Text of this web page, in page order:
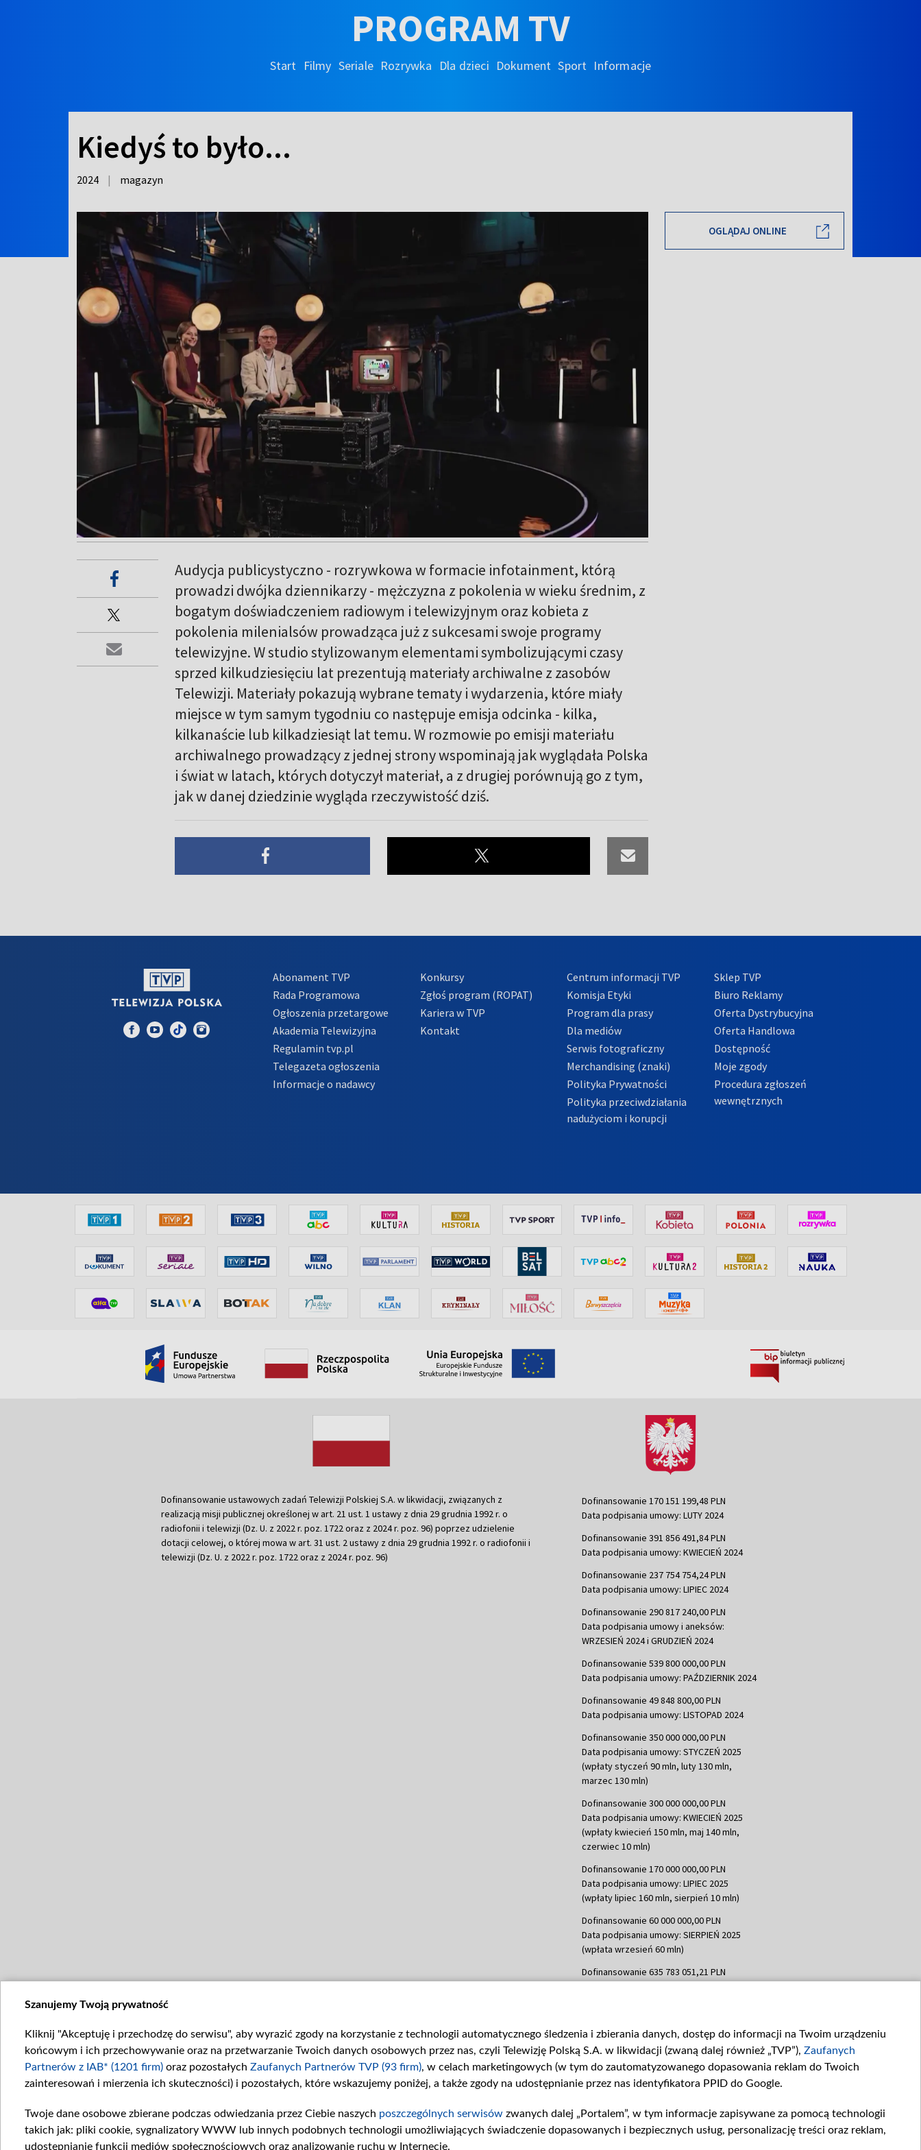
PROGRAM TV
Start Filmy Seriale Rozrywka Dla dzieci Dokument Sport Informacje
Kiedyś to było...
2024 | magazyn
Audycja publicystyczno - rozrywkowa w formacie infotainment, którą
prowadzi dwójka dziennikarzy - mężczyzna z pokolenia w wieku średnim, z
bogatym doświadczeniem radiowym i telewizyjnym oraz kobieta z
pokolenia milenialsów prowadząca już z sukcesami swoje programy
telewizyjne. W studio stylizowanym elementami symbolizującymi czasy
sprzed kilkudziesięciu lat prezentują materiały archiwalne z zasobów
Telewizji. Materiały pokazują wybrane tematy i wydarzenia, które miały
miejsce w tym samym tygodniu co następuje emisja odcinka - kilka,
kilkanaście lub kilkadziesiąt lat temu. W rozmowie po emisji materiału
archiwalnego prowadzący z jednej strony wspominają jak wyglądała Polska
i świat w latach, których dotyczył materiał, a z drugiej porównują go z tym,
jak w danej dziedzinie wygląda rzeczywistość dziś.
OGLĄDAJ ONLINE
Abonament TVP
Rada Programowa
Ogłoszenia przetargowe
Akademia Telewizyjna
Regulamin tvp.pl
Telegazeta ogłoszenia
Informacje o nadawcy
Konkursy
Zgłoś program (ROPAT)
Kariera w TVP
Kontakt
Centrum informacji TVP
Komisja Etyki
Program dla prasy
Dla mediów
Serwis fotograficzny
Merchandising (znaki)
Polityka Prywatności
Polityka przeciwdziałania
nadużyciom i korupcji
Sklep TVP
Biuro Reklamy
Oferta Dystrybucyjna
Oferta Handlowa
Dostępność
Moje zgody
Procedura zgłoszeń
wewnętrznych
Dofinansowanie ustawowych zadań Telewizji Polskiej S.A. w likwidacji, związanych z
realizacją misji publicznej określonej w art. 21 ust. 1 ustawy z dnia 29 grudnia 1992 r. o
radiofonii i telewizji (Dz. U. z 2022 r. poz. 1722 oraz z 2024 r. poz. 96) poprzez udzielenie
dotacji celowej, o której mowa w art. 31 ust. 2 ustawy z dnia 29 grudnia 1992 r. o radiofonii i
telewizji (Dz. U. z 2022 r. poz. 1722 oraz z 2024 r. poz. 96)
Dofinansowanie 170 151 199,48 PLN
Data podpisania umowy: LUTY 2024
Dofinansowanie 391 856 491,84 PLN
Data podpisania umowy: KWIECIEŃ 2024
Dofinansowanie 237 754 754,24 PLN
Data podpisania umowy: LIPIEC 2024
Dofinansowanie 290 817 240,00 PLN
Data podpisania umowy i aneksów:
WRZESIEŃ 2024 i GRUDZIEŃ 2024
Dofinansowanie 539 800 000,00 PLN
Data podpisania umowy: PAŹDZIERNIK 2024
Dofinansowanie 49 848 800,00 PLN
Data podpisania umowy: LISTOPAD 2024
Dofinansowanie 350 000 000,00 PLN
Data podpisania umowy: STYCZEŃ 2025
(wpłaty styczeń 90 mln, luty 130 mln,
marzec 130 mln)
Dofinansowanie 300 000 000,00 PLN
Data podpisania umowy: KWIECIEŃ 2025
(wpłaty kwiecień 150 mln, maj 140 mln,
czerwiec 10 mln)
Dofinansowanie 170 000 000,00 PLN
Data podpisania umowy: LIPIEC 2025
(wpłaty lipiec 160 mln, sierpień 10 mln)
Dofinansowanie 60 000 000,00 PLN
Data podpisania umowy: SIERPIEŃ 2025
(wpłata wrzesień 60 mln)
Dofinansowanie 635 783 051,21 PLN
Dofinansowanie 48 862 000,00 PLN
Data podpisania umowy: GRUDZIEŃ 2025
(wpłata grudzień 60,548 mln)
Dofinansowanie 900 000 000,00 PLN
26 lutego 80 mln, 4 marca 370 mln,8
kwiecień 180 mln, 7 maja 180 mln, 8
Szanujemy Twoją prywatność
Kliknij "Akceptuję i przechodzę do serwisu", aby wyrazić zgody na korzystanie z technologii automatycznego śledzenia i zbierania danych, dostęp do informacji na Twoim urządzeniu
końcowym i ich przechowywanie oraz na przetwarzanie Twoich danych osobowych przez nas, czyli Telewizję Polską S.A. w likwidacji (zwaną dalej również „TVP”), Zaufanych
Partnerów z IAB* (1201 firm) oraz pozostałych Zaufanych Partnerów TVP (93 firm), w celach marketingowych (w tym do zautomatyzowanego dopasowania reklam do Twoich
zainteresowań i mierzenia ich skuteczności) i pozostałych, które wskazujemy poniżej, a także zgody na udostępnianie przez nas identyfikatora PPID do Google.
Twoje dane osobowe zbierane podczas odwiedzania przez Ciebie naszych poszczególnych serwisów zwanych dalej „Portalem”, w tym informacje zapisywane za pomocą technologii
takich jak: pliki cookie, sygnalizatory WWW lub innych podobnych technologii umożliwiających świadczenie dopasowanych i bezpiecznych usług, personalizację treści oraz reklam,
udostępnianie funkcji mediów społecznościowych oraz analizowanie ruchu w Internecie.